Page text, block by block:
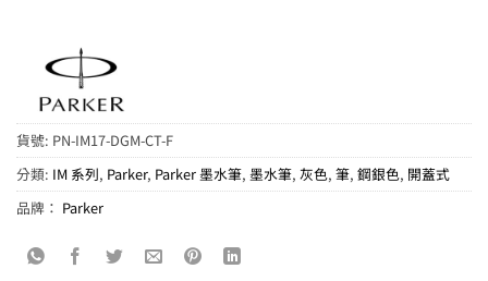
貨號: PN-IM17-DGM-CT-F
分類: IM 系列, Parker, Parker 墨水筆, 墨水筆, 灰色, 筆, 鋼銀色, 開蓋式
品牌： Parker